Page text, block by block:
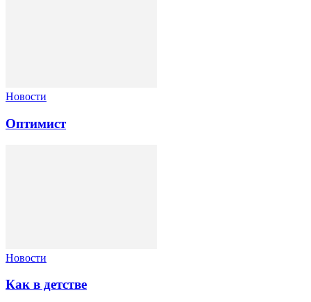
Новости
Оптимист
Новости
Как в детстве